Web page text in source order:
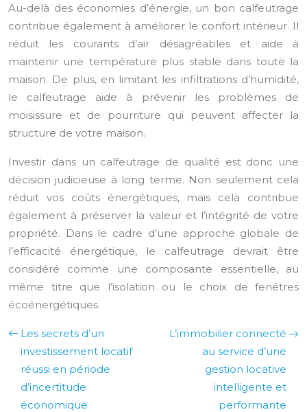
Au-delà des économies d’énergie, un bon calfeutrage
contribue également à améliorer le confort intérieur. Il
réduit les courants d’air désagréables et aide à
maintenir une température plus stable dans toute la
maison. De plus, en limitant les infiltrations d’humidité,
le calfeutrage aide à prévenir les problèmes de
moisissure et de pourriture qui peuvent affecter la
structure de votre maison.
Investir dans un calfeutrage de qualité est donc une
décision judicieuse à long terme. Non seulement cela
réduit vos coûts énergétiques, mais cela contribue
également à préserver la valeur et l’intégrité de votre
propriété. Dans le cadre d’une approche globale de
l’efficacité énergétique, le calfeutrage devrait être
considéré comme une composante essentielle, au
même titre que l’isolation ou le choix de fenêtres
écoénergétiques.
Les secrets d’un
investissement locatif
réussi en période
d’incertitude
économique
L’immobilier connecté
au service d’une
gestion locative
intelligente et
performante